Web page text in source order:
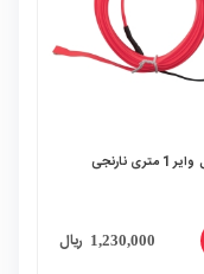
چراغ ال وایر 1 متری نارنجی
1,230,000 ریال